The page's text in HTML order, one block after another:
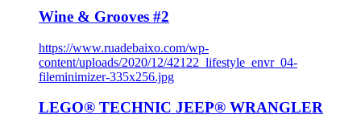
Wine & Grooves #2
https://www.ruadebaixo.com/wp-
content/uploads/2020/12/42122_lifestyle_envr_04-
fileminimizer-335x256.jpg
LEGO® TECHNIC JEEP® WRANGLER